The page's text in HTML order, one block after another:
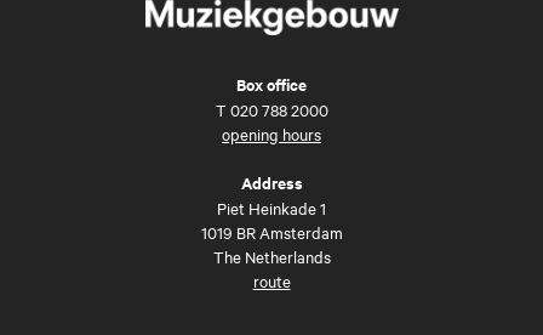
Box office
T 020 788 2000
opening hours
Address
Piet Heinkade 1
1019 BR Amsterdam
The Netherlands
route